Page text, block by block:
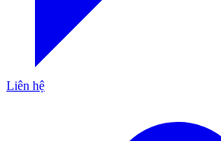
Liên hệ